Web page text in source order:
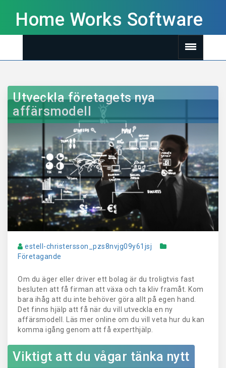
Home Works Software
Utveckla företagets nya
affärsmodell
estell-christersson_pzs8nvjg09y61jsj
Företagande
Om du äger eller driver ett bolag är du troligtvis fast
besluten att få firman att växa och ta kliv framåt. Kom
bara ihåg att du inte behöver göra allt på egen hand.
Det finns hjälp att få när du vill utveckla en ny
affärsmodell. Läs mer online om du vill veta hur du kan
komma igång genom att få experthjälp.
Viktigt att du vågar tänka nytt